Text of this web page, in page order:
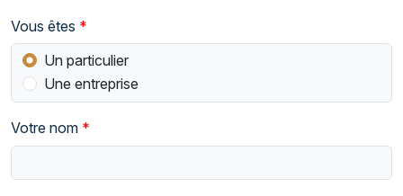
Vous êtes
Un particulier
Une entreprise
Votre nom